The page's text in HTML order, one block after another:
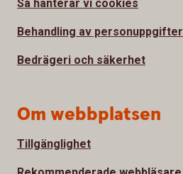
Så hanterar vi cookies
Behandling av personuppgifter
Bedrägeri och säkerhet
Om webbplatsen
Tillgänglighet